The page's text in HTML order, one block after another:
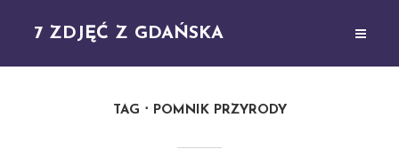
7 ZDJĘĆ Z GDAŃSKA
TAG POMNIK PRZYRODY